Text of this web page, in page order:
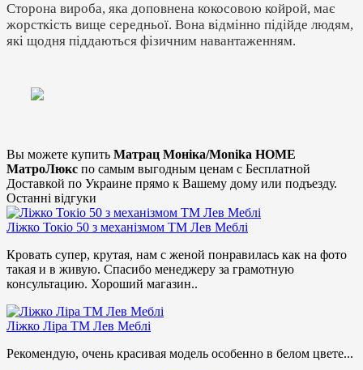
Сторона вироба, яка доповнена кокосовою койрой, має
жорсткість вище середньої. Вона відмінно підійде людям,
які щодня піддаються фізичним навантаженням.
Вы можете купить Матрац Моніка/Monika HOME
МатроЛюкс по самым выгодным ценам с Бесплатной
Доставкой по Украине прямо к Вашему дому или подъезду.
Останні відгуки
Ліжко Токіо 50 з механізмом ТМ Лев Меблі
Кровать супер, крутая, нам с женой понравилась как на фото
такая и в живую. Спасибо менеджеру за грамотную
консультацию. Хороший магазин..
Ліжко Ліра ТМ Лев Меблі
Рекомендую, очень красивая модель особенно в белом цвете...